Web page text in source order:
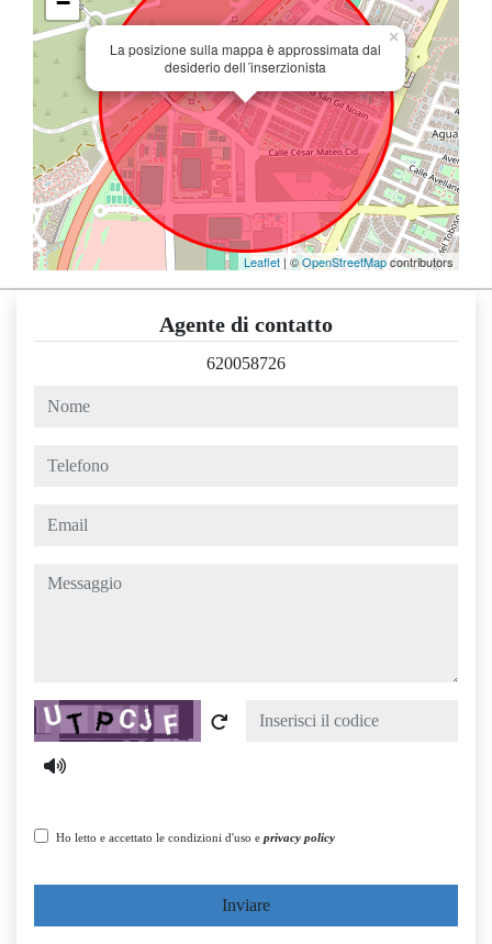
La posizione sulla mappa è approssimata dal
desiderio dell´inserzionista
×
Leaflet | ©OpenStreetMapcontributors
Agente di contatto
620058726
nome
telefono
email
messaggio
Captcha
Ho letto e accettato le condizioni d'uso e privacy policy
Inviare